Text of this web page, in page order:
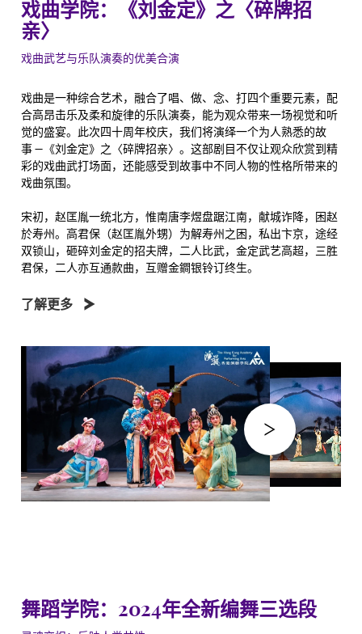
戏曲学院：《刘金定》之〈碎牌招
亲〉
戏曲武艺与乐队演奏的优美合演
戏曲是一种综合艺术，融合了唱、做、念、打四个重要元素，配
合高昂击乐及柔和旋律的乐队演奏，能为观众带来一场视觉和听
觉的盛宴。此次四十周年校庆，我们将演绎一个为人熟悉的故
事 —《刘金定》之〈碎牌招亲〉。这部剧目不仅让观众欣赏到精
彩的戏曲武打场面，还能感受到故事中不同人物的性格所带来的
戏曲氛围。
宋初，赵匡胤一统北方，惟南唐李煜盘踞江南，献城诈降，困赵
於寿州。高君保（赵匡胤外甥）为解寿州之困，私出卞京，途经
双锁山，砸碎刘金定的招夫牌，二人比武，金定武艺高超，三胜
君保，二人亦互通款曲，互赠金鐧银铃订终生。
了解更多
舞蹈学院：2024年全新编舞三选段